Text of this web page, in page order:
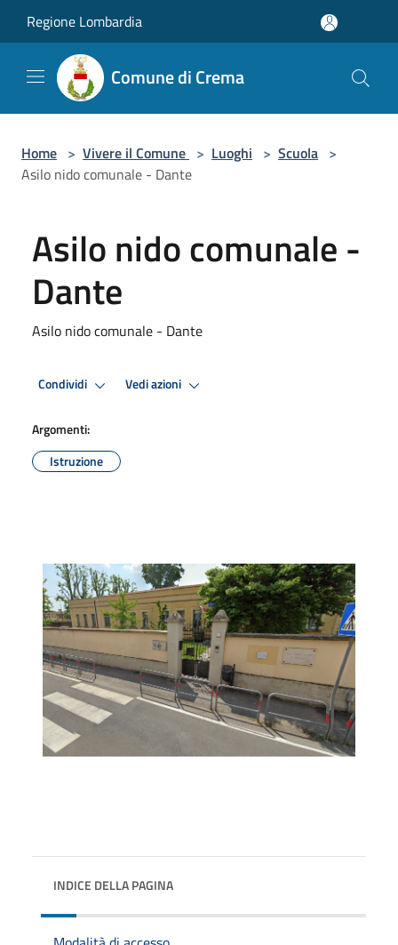
Regione Lombardia
Comune di Crema
Home > Vivere il Comune > Luoghi > Scuola >
Asilo nido comunale - Dante
Asilo nido comunale -
Dante
Asilo nido comunale - Dante
Condividi Vedi azioni
Argomenti:
Istruzione
INDICE DELLA PAGINA